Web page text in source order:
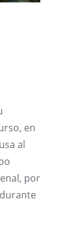
en
al
por